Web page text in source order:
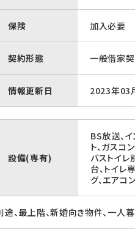
保険 加入必要
契約形態 一般借家
情報更新日 2023年03
設備(専有)
BS放送、
ト、ガスコ
バストイレ
台、トイレ
グ、エアコ
途、最上階、新婚向き物件、一人